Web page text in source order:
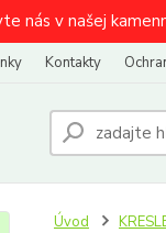
nás v našej
Kontakty
Úvod